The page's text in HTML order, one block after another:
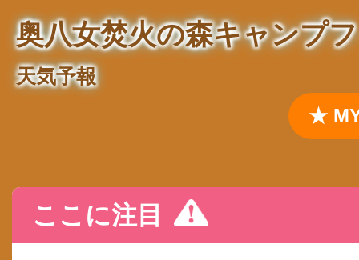
奥八女焚火の森キャンプ
天気予報
★
ここに注目